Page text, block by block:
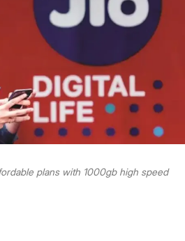
plans with 1000gb high speed